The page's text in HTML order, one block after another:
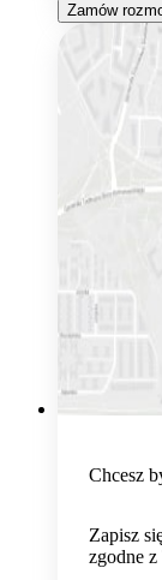
Zamów
Chcesz
Zapisz
zgodne